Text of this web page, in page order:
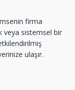
firma
veya sistemsel bir
ulaşır.